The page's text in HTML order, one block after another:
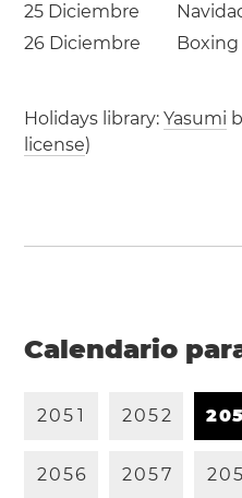
25 Diciembre
26 Diciembre
Boxing
Holidays library:Yasumi
license)
Calendario
205 1 2052 205
2056 2057 205